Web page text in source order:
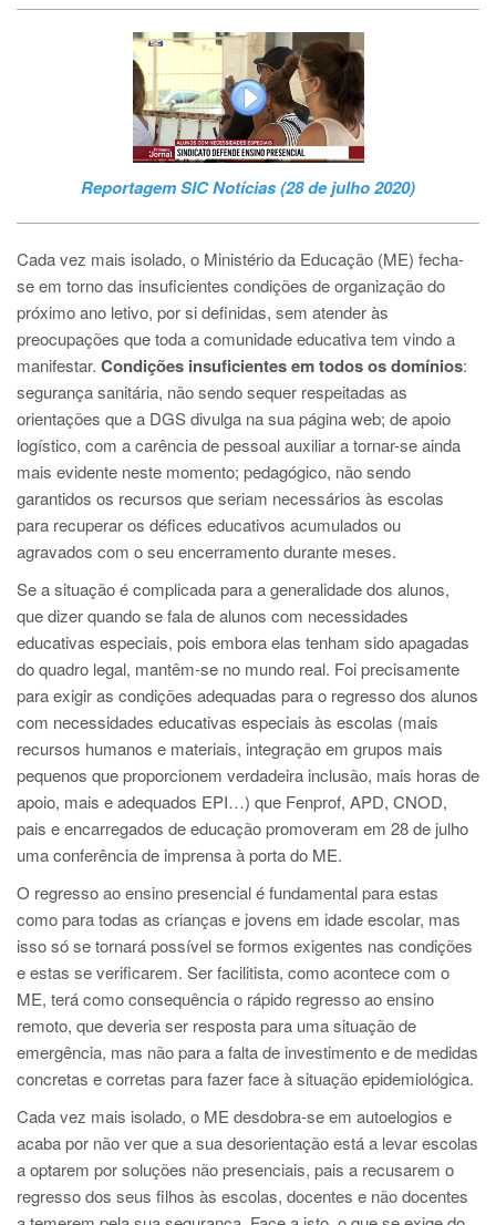
Reportagem SIC Notícias (28 de julho 2020)
Cada vez mais isolado, o Ministério da Educação (ME) fecha-
se em torno das insuficientes condições de organização do
próximo ano letivo, por si definidas, sem atender às
preocupações que toda a comunidade educativa tem vindo a
manifestar. Condições insuficientes em todos os domínios:
segurança sanitária, não sendo sequer respeitadas as
orientações que a DGS divulga na sua página web; de apoio
logístico, com a carência de pessoal auxiliar a tornar-se ainda
mais evidente neste momento; pedagógico, não sendo
garantidos os recursos que seriam necessários às escolas
para recuperar os défices educativos acumulados ou
agravados com o seu encerramento durante meses.
Se a situação é complicada para a generalidade dos alunos,
que dizer quando se fala de alunos com necessidades
educativas especiais, pois embora elas tenham sido apagadas
do quadro legal, mantêm-se no mundo real. Foi precisamente
para exigir as condições adequadas para o regresso dos alunos
com necessidades educativas especiais às escolas (mais
recursos humanos e materiais, integração em grupos mais
pequenos que proporcionem verdadeira inclusão, mais horas de
apoio, mais e adequados EPI…) que Fenprof, APD, CNOD,
pais e encarregados de educação promoveram em 28 de julho
uma conferência de imprensa à porta do ME.
O regresso ao ensino presencial é fundamental para estas
como para todas as crianças e jovens em idade escolar, mas
isso só se tornará possível se formos exigentes nas condições
e estas se verificarem. Ser facilitista, como acontece com o
ME, terá como consequência o rápido regresso ao ensino
remoto, que deveria ser resposta para uma situação de
emergência, mas não para a falta de investimento e de medidas
concretas e corretas para fazer face à situação epidemiológica.
Cada vez mais isolado, o ME desdobra-se em autoelogios e
acaba por não ver que a sua desorientação está a levar escolas
a optarem por soluções não presenciais, pais a recusarem o
regresso dos seus filhos às escolas, docentes e não docentes